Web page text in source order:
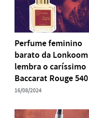
Perfume feminino
barato da Lonkoom
lembra o caríssimo
Baccarat Rouge 540
16/08/2024